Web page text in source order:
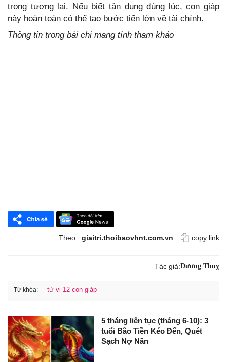
trong tương lai. Nếu biết tận dụng đúng lúc, con giáp
này hoàn toàn có thể tạo bước tiến lớn về tài chính.
Thông tin trong bài chỉ mang tính tham khảo
Theo: giaitri.thoibaovhnt.com.vn copy link
Tác giả:Dương Thuỵ
Từ khóa: tử vi 12 con giáp
5 tháng liên tục (tháng 6-10): 3
tuổi Bão Tiền Kéo Đến, Quét
Sạch Nợ Nần